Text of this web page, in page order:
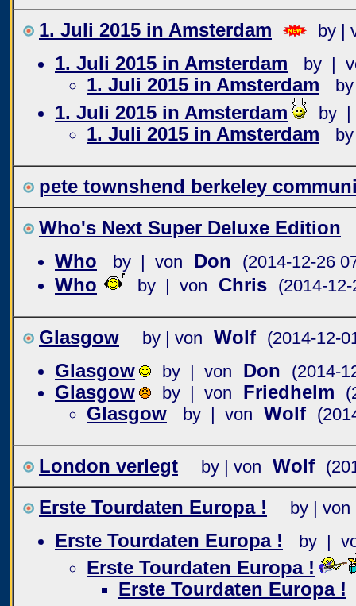
1. Juli 2015 in Amsterdam by |
1. Juli 2015 in Amsterdam by |
1. Juli 2015 in Amsterdam
1. Juli 2015 in Amsterdam by |
1. Juli 2015 in Amsterdam
pete townshend berkeley
Who's Next Super Deluxe Edition
Who
by | von Don (2014-12-26
Who by | von Chris (2014-
Glasgow by | von Wolf (2014-12-
Glasgow by | von Don (2014-
Glasgow by | von Friedhelm
Glasgow by | von Wolf
London verlegt by | von Wolf
Erste Tourdaten Europa ! by | von
Erste Tourdaten Europa ! by |
Erste Tourdaten Europa !
Erste Tourdaten Europa !